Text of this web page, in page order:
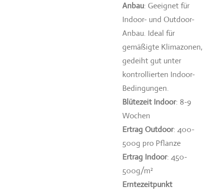
Anbau: Geeignet für
Indoor- und Outdoor-
Anbau. Ideal für
gemäßigte Klimazonen,
gedeiht gut unter
kontrollierten Indoor-
Bedingungen.
Blütezeit Indoor: 8-9
Wochen
Ertrag Outdoor: 400-
500g pro Pflanze
Ertrag Indoor: 450-
500g/m²
Erntezeitpunkt